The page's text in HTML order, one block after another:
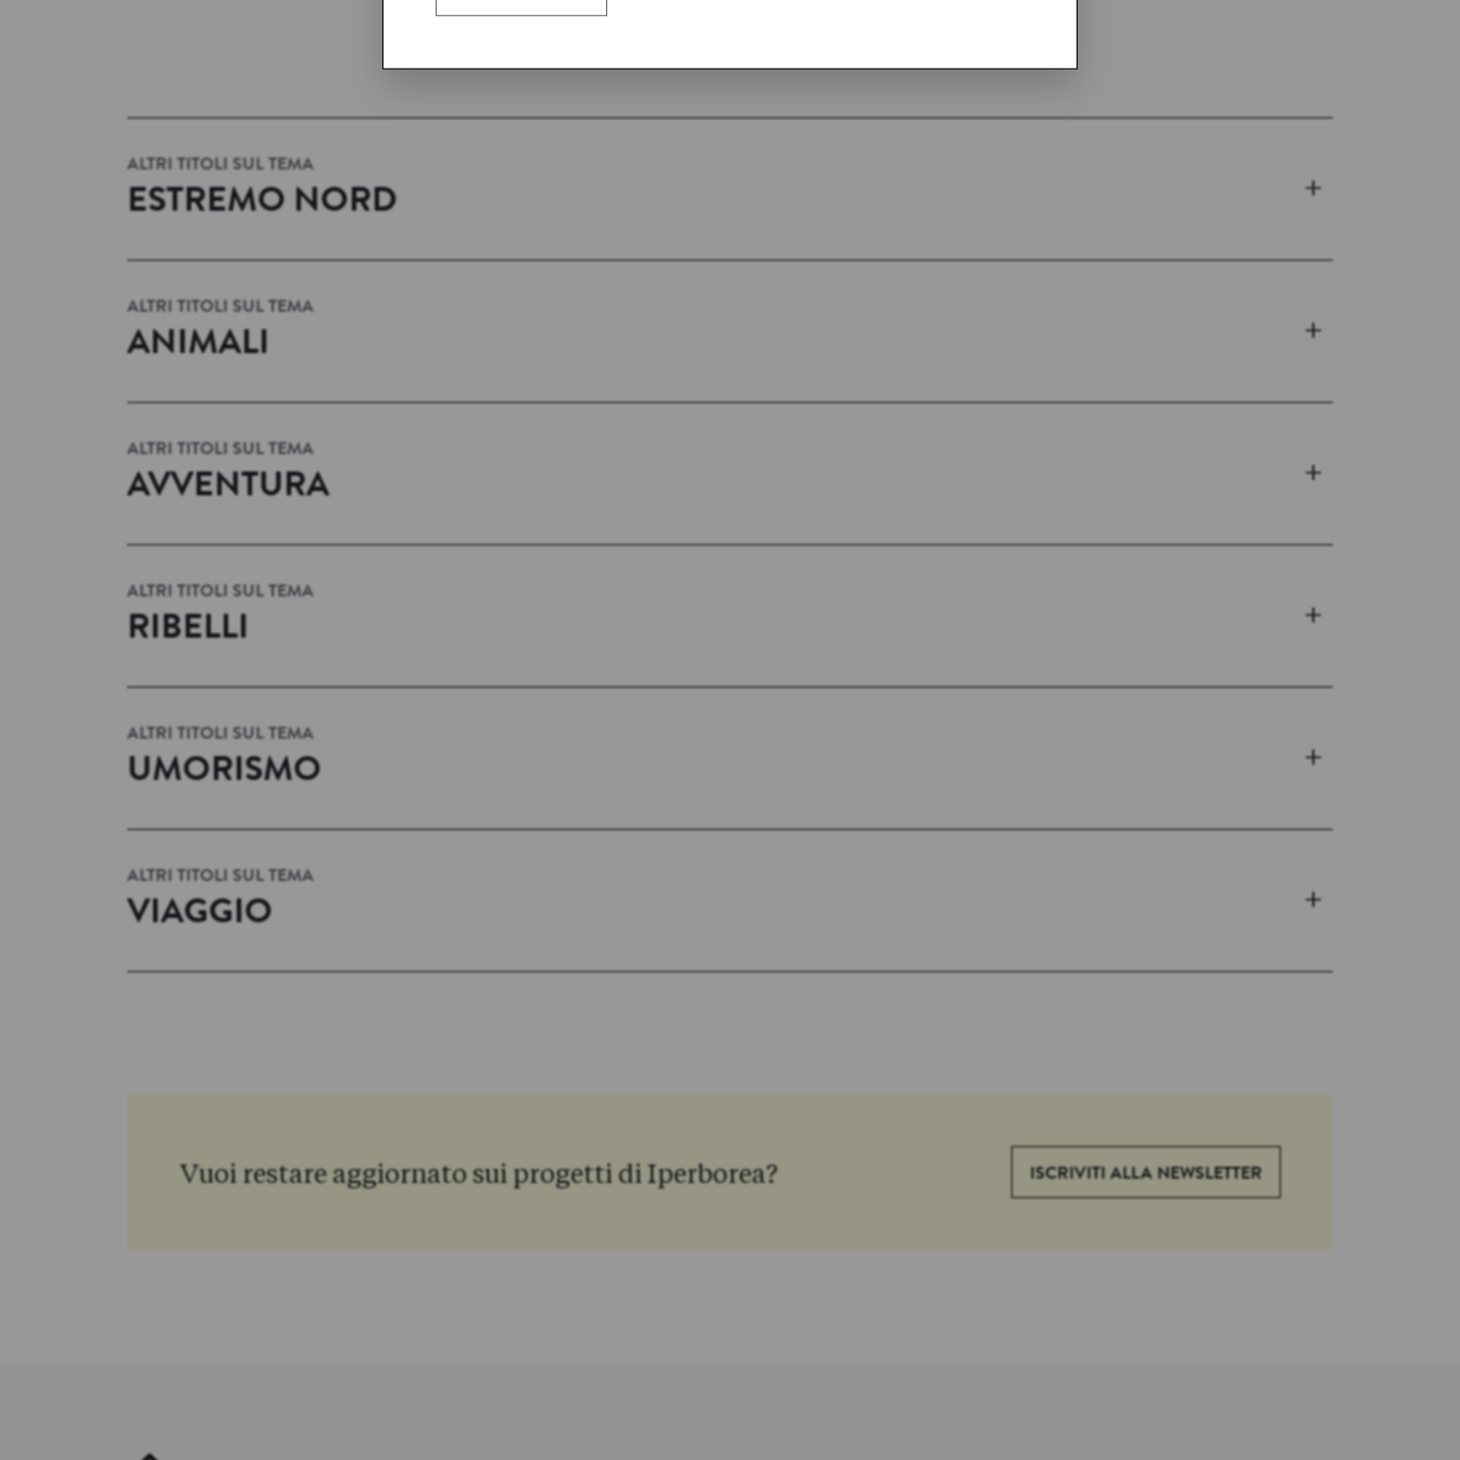
ALTRI TITOLI SUL TEMA
ESTREMO NORD +
ALTRI TITOLI SUL TEMA
ANIMALI +
ALTRI TITOLI SUL TEMA
AVVENTURA +
ALTRI TITOLI SUL TEMA
RIBELLI +
ALTRI TITOLI SUL TEMA
UMORISMO +
ALTRI TITOLI SUL TEMA
VIAGGIO +
Vuoi restare aggiornato sui progetti di Iperborea? ISCRIVITI ALLA NEWSLETTER